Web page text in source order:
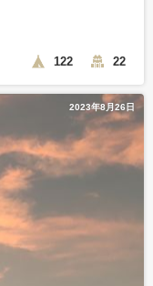
122 22
2023年8月26日